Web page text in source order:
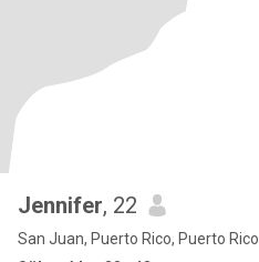
Jennifer, 22
San Juan, Puerto Rico, Puerto Rico